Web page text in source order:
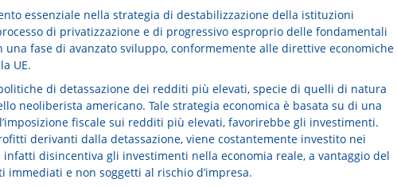
essenziale nella strategia di destabilizzazione della istituzioni
di privatizzazione e di progressivo esproprio delle fondamentali
fase di avanzato sviluppo, conformemente alle direttive economiche
UE.
di detassazione dei redditi più elevati, specie di quelli di natura
neoliberista americano. Tale strategia economica è basata su di una
fiscale sui redditi più elevati, favorirebbe gli investimenti.
derivanti dalla detassazione, viene costantemente investito nei
disincentiva gli investimenti nella economia reale, a vantaggio del
e non soggetti al rischio d’impresa.